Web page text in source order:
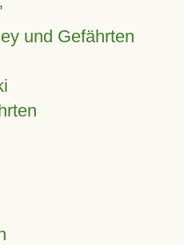
und Gefährten